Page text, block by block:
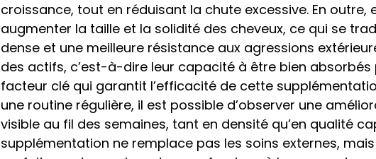
croissance, tout en réduisant la chute excessive. En outre,
augmenter la taille et la solidité des cheveux, ce qui se
dense et une meilleure résistance aux agressions
des actifs, c’est-à-dire leur capacité à être bien absorbés
facteur clé qui garantit l’efficacité de cette
une routine régulière, il est possible d’observer une
visible au fil des semaines, tant en densité qu’en qualité
supplémentation ne remplace pas les soins externes,